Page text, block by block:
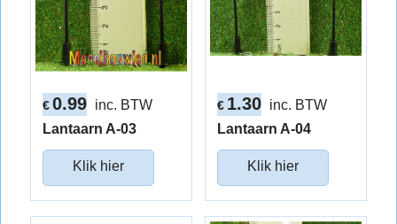
€ 0.99 inc. BTW
Lantaarn A-03
Klik hier
€ 1.30 inc. BTW
Lantaarn A-04
Klik hier